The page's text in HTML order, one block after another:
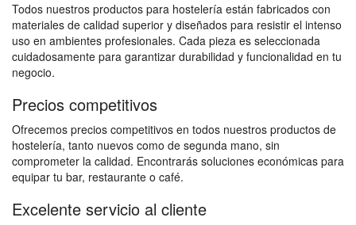
Todos nuestros productos para hostelería están fabricados con
materiales de calidad superior y diseñados para resistir el intenso
uso en ambientes profesionales. Cada pieza es seleccionada
cuidadosamente para garantizar durabilidad y funcionalidad en tu
negocio.
Precios competitivos
Ofrecemos precios competitivos en todos nuestros productos de
hostelería, tanto nuevos como de segunda mano, sin
comprometer la calidad. Encontrarás soluciones económicas para
equipar tu bar, restaurante o café.
Excelente servicio al cliente